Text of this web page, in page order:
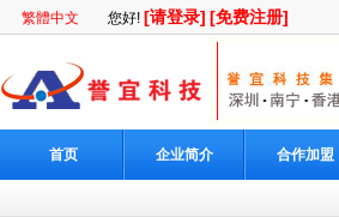
繁體中文 您好! [请登录] [免费注册]
首页 企业简介 合作加盟